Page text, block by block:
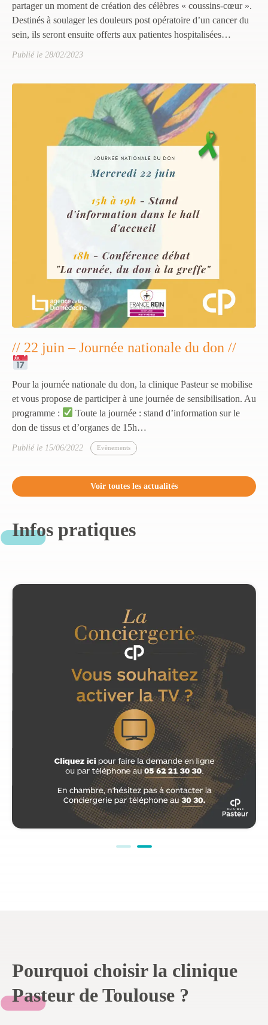
partager un moment de création des célèbres « coussins-cœur ».
Destinés à soulager les douleurs post opératoire d’un cancer du
sein, ils seront ensuite offerts aux patientes hospitalisées…
Publié le 28/02/2023
// 22 juin – Journée nationale du don //
Pour la journée nationale du don, la clinique Pasteur se mobilise
et vous propose de participer à une journée de sensibilisation. Au
programme :
Toute la journée : stand d’information sur le
don de tissus et d’organes de 15h…
Publié le 15/06/2022 Evènements
Voir toutes les actualités
Infos pratiques
Pourquoi choisir la clinique
Pasteur de Toulouse ?